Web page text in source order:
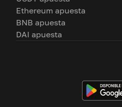
Ethereum apuesta
BNB apuesta
DAI apuesta